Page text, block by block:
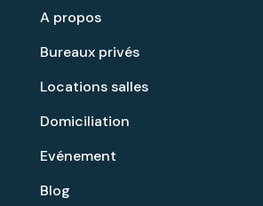
A propos
Bureaux privés
Locations salles
Domiciliation
Evénement
Blog